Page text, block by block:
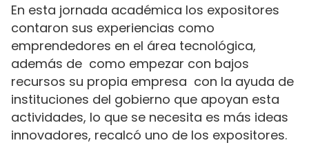
En esta jornada académica los expositores
contaron sus experiencias como
emprendedores en el área tecnológica,
además de como empezar con bajos
recursos su propia empresa con la ayuda de
instituciones del gobierno que apoyan esta
actividades, lo que se necesita es más ideas
innovadores, recalcó uno de los expositores.